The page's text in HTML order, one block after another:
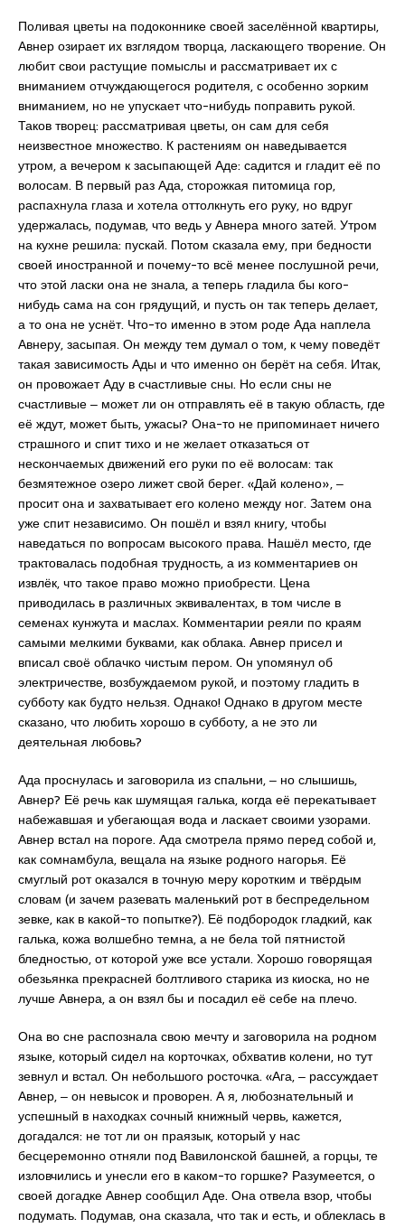
Поливая цветы на подоконнике своей заселённой квартиры,
Авнер озирает их взглядом творца, ласкающего творение. Он
любит свои растущие помыслы и рассматривает их с
вниманием отчуждающегося родителя, с особенно зорким
вниманием, но не упускает что-нибудь поправить рукой.
Таков творец: рассматривая цветы, он сам для себя
неизвестное множество. К растениям он наведывается
утром, а вечером к засыпающей Аде: садится и гладит её по
волосам. В первый раз Ада, сторожкая питомица гор,
распахнула глаза и хотела оттолкнуть его руку, но вдруг
удержалась, подумав, что ведь у Авнера много затей. Утром
на кухне решила: пускай. Потом сказала ему, при бедности
своей иностранной и почему-то всё менее послушной речи,
что этой ласки она не знала, а теперь гладила бы кого-
нибудь сама на сон грядущий, и пусть он так теперь делает,
а то она не уснёт. Что-то именно в этом роде Ада наплела
Авнеру, засыпая. Он между тем думал о том, к чему поведёт
такая зависимость Ады и что именно он берёт на себя. Итак,
он провожает Аду в счастливые сны. Но если сны не
счастливые ‒ может ли он отправлять её в такую область, где
её ждут, может быть, ужасы? Она-то не припоминает ничего
страшного и спит тихо и не желает отказаться от
нескончаемых движений его руки по её волосам: так
безмятежное озеро лижет свой берег. «Дай колено», ‒
просит она и захватывает его колено между ног. Затем она
уже спит независимо. Он пошёл и взял книгу, чтобы
наведаться по вопросам высокого права. Нашёл место, где
трактовалась подобная трудность, а из комментариев он
извлёк, что такое право можно приобрести. Цена
приводилась в различных эквивалентах, в том числе в
семенах кунжута и маслах. Комментарии реяли по краям
самыми мелкими буквами, как облака. Авнер присел и
вписал своё облачко чистым пером. Он упомянул об
электричестве, возбуждаемом рукой, и поэтому гладить в
субботу как будто нельзя. Однако! Однако в другом месте
сказано, что любить хорошо в субботу, а не это ли
деятельная любовь?
Ада проснулась и заговорила из спальни, ‒ но слышишь,
Авнер? Её речь как шумящая галька, когда её перекатывает
набежавшая и убегающая вода и ласкает своими узорами.
Авнер встал на пороге. Ада смотрела прямо перед собой и,
как сомнамбула, вещала на языке родного нагорья. Её
смуглый рот оказался в точную меру коротким и твёрдым
словам (и зачем разевать маленький рот в беспредельном
зевке, как в какой-то попытке?). Её подбородок гладкий, как
галька, кожа волшебно темна, а не бела той пятнистой
бледностью, от которой уже все устали. Хорошо говорящая
обезьянка прекрасней болтливого старика из киоска, но не
лучше Авнера, а он взял бы и посадил её себе на плечо.
Она во сне распознала свою мечту и заговорила на родном
языке, который сидел на корточках, обхватив колени, но тут
зевнул и встал. Он небольшого росточка. «Ага, ‒ рассуждает
Авнер, ‒ он невысок и проворен. А я, любознательный и
успешный в находках сочный книжный червь, кажется,
догадался: не тот ли он праязык, который у нас
бесцеремонно отняли под Вавилонской башней, а горцы, те
изловчились и унесли его в каком-то горшке? Разумеется, о
своей догадке Авнер сообщил Аде. Она отвела взор, чтобы
подумать. Подумав, она сказала, что так и есть, и облеклась в